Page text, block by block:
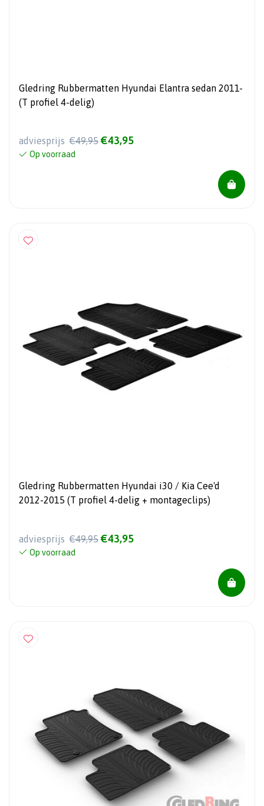
Gledring Rubbermatten Hyundai Elantra sedan 2011-
(T profiel 4-delig)
adviesprijs €49,95 €43,95
Op voorraad
Gledring Rubbermatten Hyundai i30 / Kia Cee'd
2012-2015 (T profiel 4-delig + montageclips)
adviesprijs €49,95 €43,95
Op voorraad